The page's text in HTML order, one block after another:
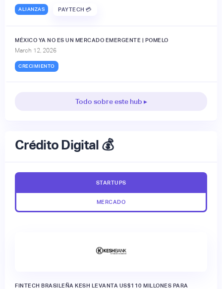
ALIANZAS PAYTECH 💳
MÉXICO YA NO ES UN MERCADO EMERGENTE | POMELO
March 12, 2026
CRECIMIENTO
Todo sobre este hub ▸
Crédito Digital 💰
STARTUPS
MERCADO
FINTECH BRASILEÑA KESH LEVANTA US$110 MILLONES PARA